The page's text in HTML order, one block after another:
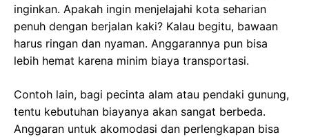
inginkan. Apakah ingin menjelajahi kota seharian
penuh dengan berjalan kaki? Kalau begitu, bawaan
harus ringan dan nyaman. Anggarannya pun bisa
lebih hemat karena minim biaya transportasi.
Contoh lain, bagi pecinta alam atau pendaki gunung,
tentu kebutuhan biayanya akan sangat berbeda.
Anggaran untuk akomodasi dan perlengkapan bisa